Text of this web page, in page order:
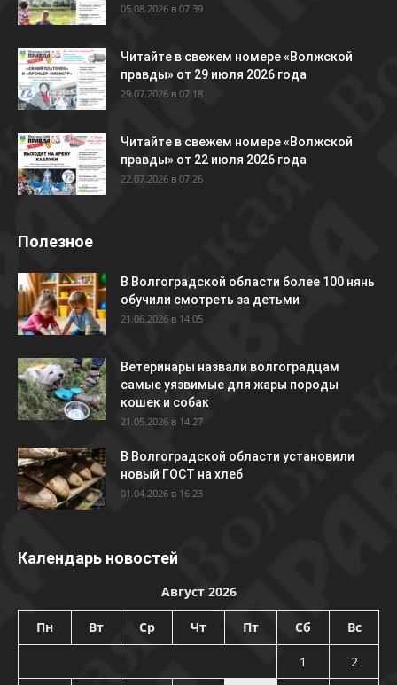
05.08.2026 в 07:39
Читайте в свежем номере «Волжской
правды» от 29 июля 2026 года
29.07.2026 в 07:18
Читайте в свежем номере «Волжской
правды» от 22 июля 2026 года
22.07.2026 в 07:26
Полезное
В Волгоградской области более 100 нянь
обучили смотреть за детьми
21.06.2026 в 14:05
Ветеринары назвали волгоградцам
самые уязвимые для жары породы
кошек и собак
21.05.2026 в 14:27
В Волгоградской области установили
новый ГОСТ на хлеб
01.04.2026 в 16:23
Календарь новостей
Август 2026
Пн Вт Ср Чт Пт Сб Вс
1
2